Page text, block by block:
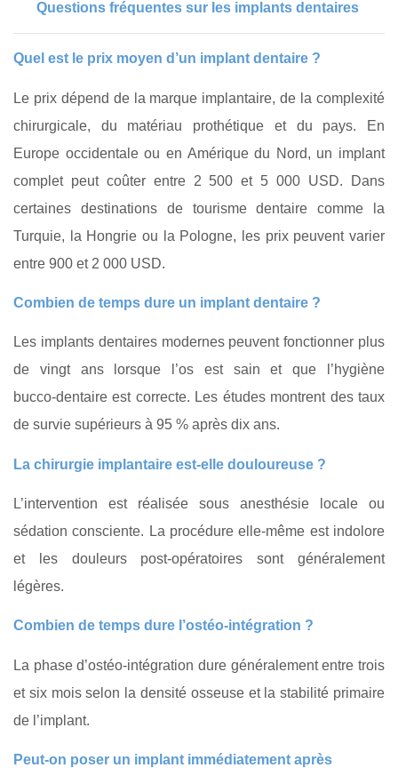
Questions fréquentes sur les implants dentaires
Quel est le prix moyen d’un implant dentaire ?
Le prix dépend de la marque implantaire, de la complexité
chirurgicale, du matériau prothétique et du pays. En
Europe occidentale ou en Amérique du Nord, un implant
complet peut coûter entre 2 500 et 5 000 USD. Dans
certaines destinations de tourisme dentaire comme la
Turquie, la Hongrie ou la Pologne, les prix peuvent varier
entre 900 et 2 000 USD.
Combien de temps dure un implant dentaire ?
Les implants dentaires modernes peuvent fonctionner plus
de vingt ans lorsque l’os est sain et que l’hygiène
bucco‑dentaire est correcte. Les études montrent des taux
de survie supérieurs à 95 % après dix ans.
La chirurgie implantaire est‑elle douloureuse ?
L’intervention est réalisée sous anesthésie locale ou
sédation consciente. La procédure elle‑même est indolore
et les douleurs post‑opératoires sont généralement
légères.
Combien de temps dure l’ostéo‑intégration ?
La phase d’ostéo‑intégration dure généralement entre trois
et six mois selon la densité osseuse et la stabilité primaire
de l’implant.
Peut‑on poser un implant immédiatement après